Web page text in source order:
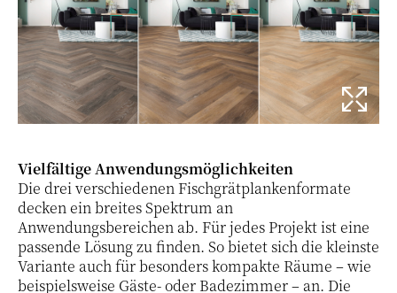
Vielfältige Anwendungsmöglichkeiten
Die drei verschiedenen Fischgrätplankenformate
decken ein breites Spektrum an
Anwendungsbereichen ab. Für jedes Projekt ist eine
passende Lösung zu finden. So bietet sich die kleinste
Variante auch für besonders kompakte Räume – wie
beispielsweise Gäste- oder Badezimmer – an. Die